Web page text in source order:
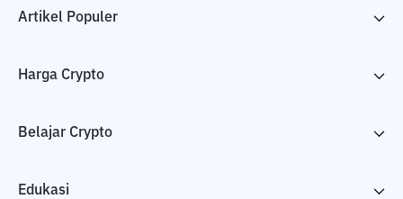
Artikel Populer
Harga Crypto
Belajar Crypto
Edukasi